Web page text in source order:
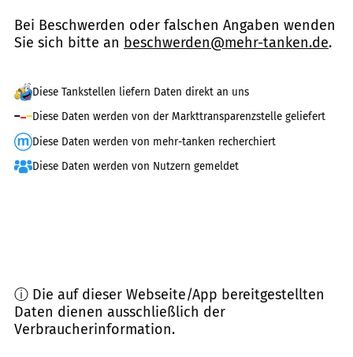
Bei Beschwerden oder falschen Angaben wenden
Sie sich bitte an beschwerden@mehr-tanken.de.
Diese Tankstellen liefern Daten direkt an uns
Diese Daten werden von der Markttransparenzstelle geliefert
Diese Daten werden von mehr-tanken recherchiert
Diese Daten werden von Nutzern gemeldet
ⓘ Die auf dieser Webseite/App bereitgestellten
Daten dienen ausschließlich der
Verbraucherinformation.